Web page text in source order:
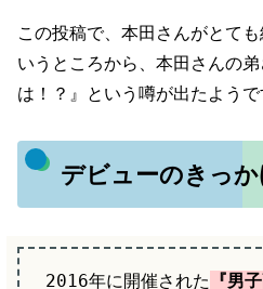
この投稿で、本田さんがとて
いうところから、本田さんの
は！？』という噂が出たようで
デビューのきっか
2016年に開催された 『男